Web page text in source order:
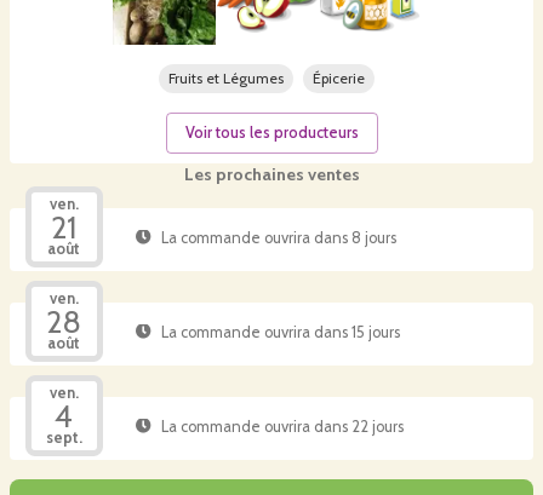
Les prochaines ventes
ven.
21
août
La commande ouvrira dans 8 jours
ven.
28
août
La commande ouvrira dans 15 jours
ven.
4
sept.
La commande ouvrira dans 22 jours
Fruits et Légumes Épicerie
Voir tous les producteurs